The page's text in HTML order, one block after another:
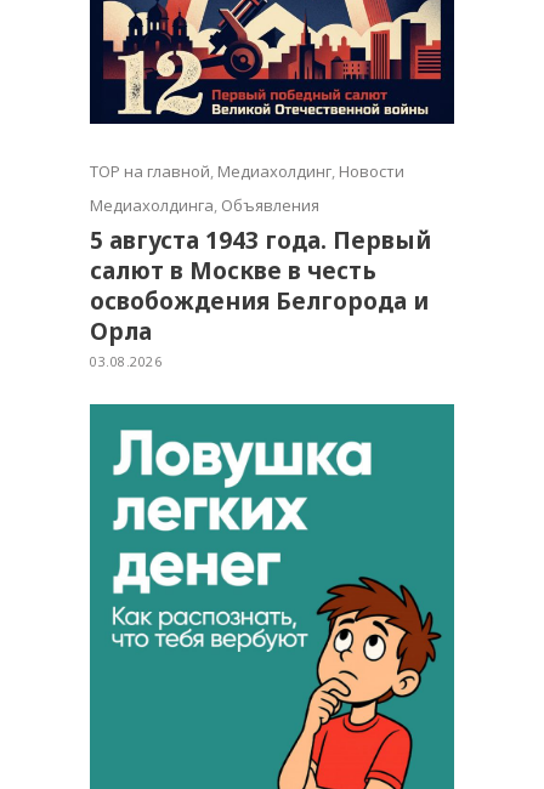
TOP на главной, Медиахолдинг, Новости
Медиахолдинга, Объявления
5 августа 1943 года. Первый
салют в Москве в честь
освобождения Белгорода и
Орла
03.08.2026